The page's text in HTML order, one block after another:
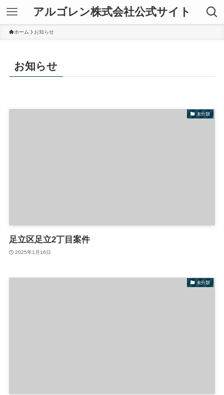
アルゴレン株式会社公式サイト
ホーム お知らせ
お知らせ
未分類
足立区足立2丁目案件
2025年1月16日
未分類